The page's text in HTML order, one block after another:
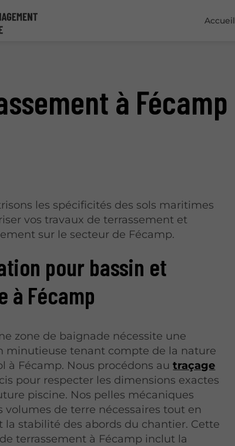
Accueil
à Fécamp
les spécificités des sols maritimes
vos travaux de terrassement et
sur le secteur de Fécamp.
pour bassin et
à Fécamp
zone de baignade nécessite une
minutieuse tenant compte de la nature
à Fécamp. Nous procédons autraçage
pour respecter les dimensions exactes
piscine. Nos pelles mécaniques
volumes de terre nécessaires tout en
la stabilité des abords du chantier. Cette
terrassement à Fécamp inclut la